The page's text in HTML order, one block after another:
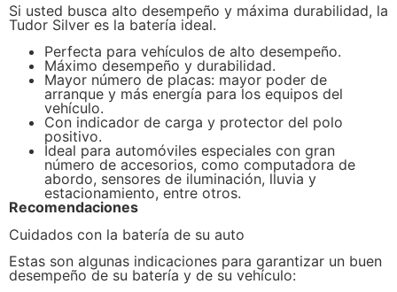
Si usted busca alto desempeño y máxima durabilidad, la
Tudor Silver es la batería ideal.
Perfecta para vehículos de alto desempeño.
Máximo desempeño y durabilidad.
Mayor número de placas: mayor poder de
arranque y más energía para los equipos del
vehículo.
Con indicador de carga y protector del polo
positivo.
Ideal para automóviles especiales con gran
número de accesorios, como computadora de
abordo, sensores de iluminación, lluvia y
estacionamiento, entre otros.
Recomendaciones
Cuidados con la batería de su auto
Estas son algunas indicaciones para garantizar un buen
desempeño de su batería y de su vehículo: